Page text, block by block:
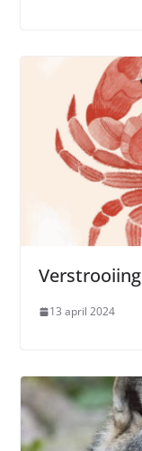
Verstrooiing
13 april 2024